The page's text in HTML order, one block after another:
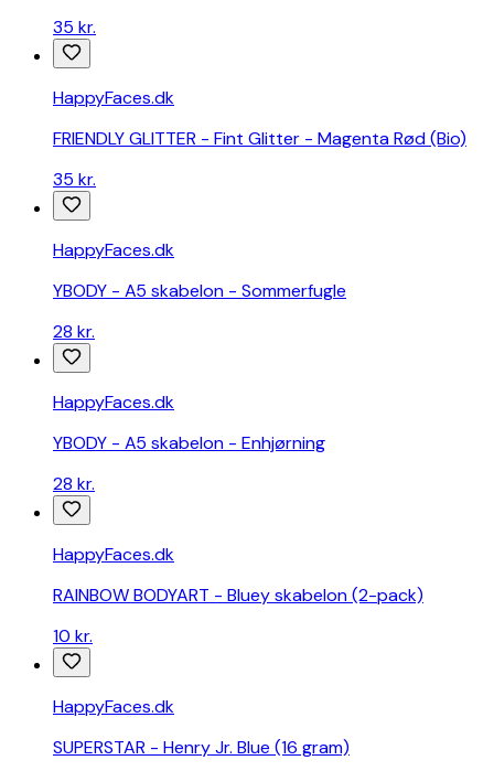
danske
webshops
Billige
insektmidler
sammenlign
priser
fra
danske
Batteridrevet
plæneklipper:
den
perfekte
model
til
have
solcreme-
sammenlign
fra
danske
webshops
Billig
aftersun
lotion
-
priser
35 kr.
HappyFaces.dk
FRIENDLY GLITTER - Fint Glitter - Magenta Rød (Bio)
35 kr.
HappyFaces.dk
YBODY - A5 skabelon - Sommerfugle
28 kr.
HappyFaces.dk
YBODY - A5 skabelon - Enhjørning
28 kr.
HappyFaces.dk
RAINBOW BODYART - Bluey skabelon (2-pack)
10 kr.
HappyFaces.dk
SUPERSTAR - Henry Jr. Blue (16 gram)